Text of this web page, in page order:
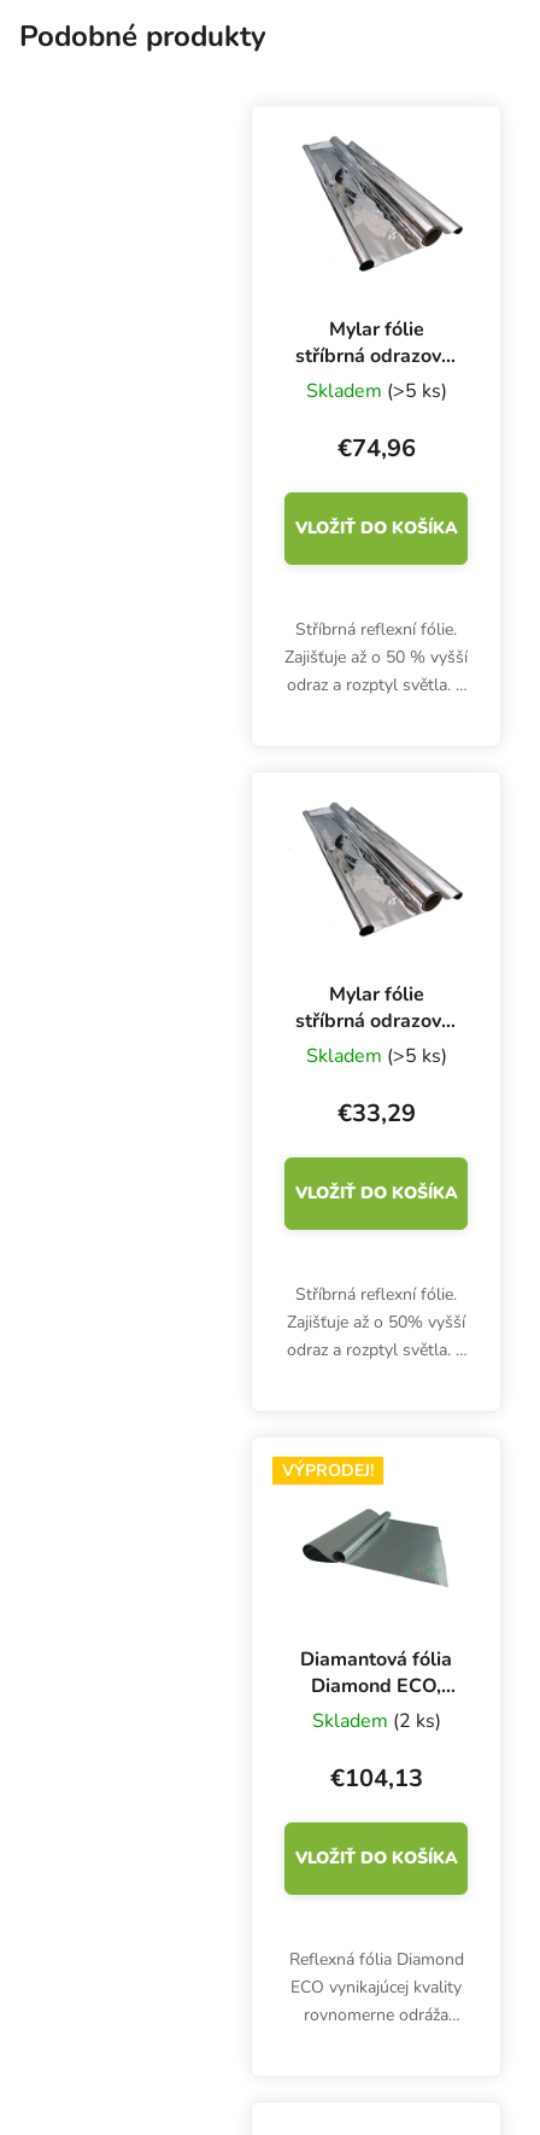
Podobné produkty
Mylar fólie
stříbrná odrazová,
role 1.4m x 30m x
35μm
Skladem (>5 ks)
€74,96
VLOŽIŤ DO KOŠÍKA
Stříbrná reflexní fólie.
Zajišťuje až o 50 % vyšší
odraz a rozptyl světla. S
Rozměr 1,2x30,4m
Mylar fólie
stříbrná odrazová,
role 1.4m x 10m x
35μm
Skladem (>5 ks)
€33,29
VLOŽIŤ DO KOŠÍKA
Stříbrná reflexní fólie.
Zajišťuje až o 50% vyšší
odraz a rozptyl světla. S
otírat. Netoxická.
Rozměr 1.4m x 10m x
35μm.
VÝPRODEJ!
Diamantová fólia
Diamond ECO,
kotúč 1,22x 30,48
Skladem (2 ks)
€104,13
VLOŽIŤ DO KOŠÍKA
Reflexná fólia Diamond
ECO vynikajúcej kvality
rovnomerne odráža